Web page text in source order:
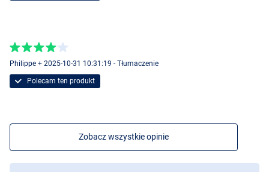
2-Osobowy
Philippe + 2025-10-31 10:31:19 - Tłumaczenie
Polecam ten produkt
Zobacz wszystkie opinie